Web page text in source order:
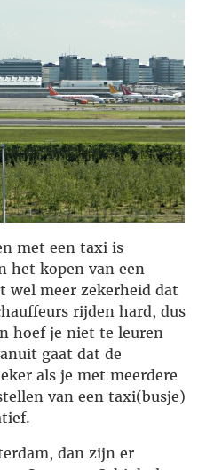
met een taxi is
het kopen van een
wel meer zekerheid dat
rijden hard, dus
hoef je niet te leuren
gaat dat de
als je met meerdere
van een taxi(busje)
dan zijn er